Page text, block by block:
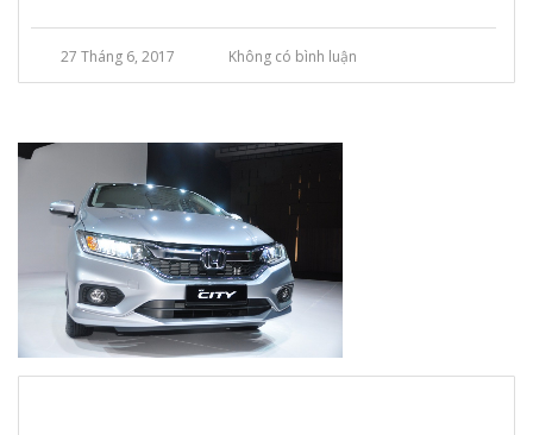
27 Tháng 6, 2017 Không có bình luận